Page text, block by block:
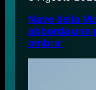
Nave della
abborda una
ombra”